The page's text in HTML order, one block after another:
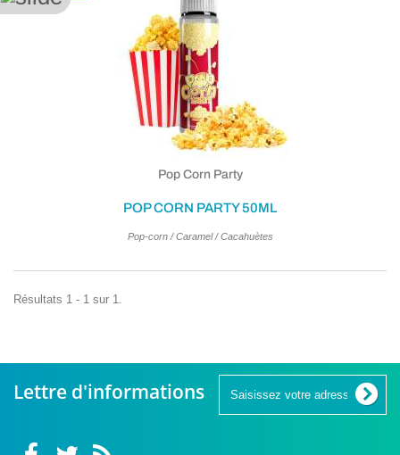
Pop Corn Party
POP CORN PARTY 50ML
Pop-corn / Caramel / Cacahuètes
Résultats 1 - 1 sur 1.
Lettre d'informations